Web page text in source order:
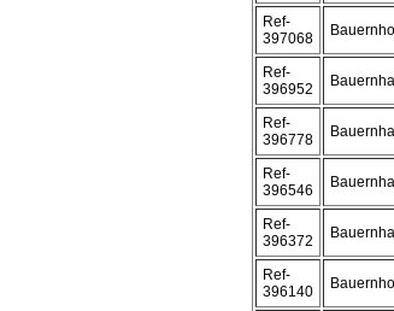
Ref-
397068
Ref-
396952
Ref-
396778
Ref-
396546
Ref-
396372
Ref-
396140